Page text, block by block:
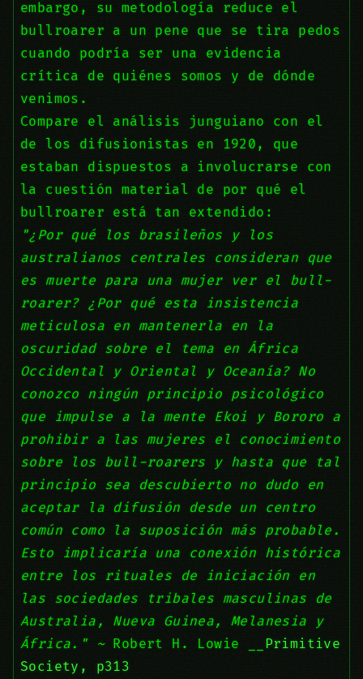
embargo, su metodología reduce el
bullroarer a un pene que se tira pedos
cuando podría ser una evidencia
crítica de quiénes somos y de dónde
venimos.
Compare el análisis junguiano con el
de los difusionistas en 1920, que
estaban dispuestos a involucrarse con
la cuestión material de por qué el
bullroarer está tan extendido:
"¿Por qué los brasileños y los
australianos centrales consideran que
es muerte para una mujer ver el bull-
roarer? ¿Por qué esta insistencia
meticulosa en mantenerla en la
oscuridad sobre el tema en África
Occidental y Oriental y Oceanía? No
conozco ningún principio psicológico
que impulse a la mente Ekoi y Bororo a
prohibir a las mujeres el conocimiento
sobre los bull-roarers y hasta que tal
principio sea descubierto no dudo en
aceptar la difusión desde un centro
común como la suposición más probable.
Esto implicaría una conexión histórica
entre los rituales de iniciación en
las sociedades tribales masculinas de
Australia, Nueva Guinea, Melanesia y
África." ~Robert H. Lowie __ Primitive
Society, p313